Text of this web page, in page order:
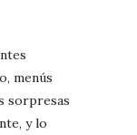
menús
sorpresas
y lo